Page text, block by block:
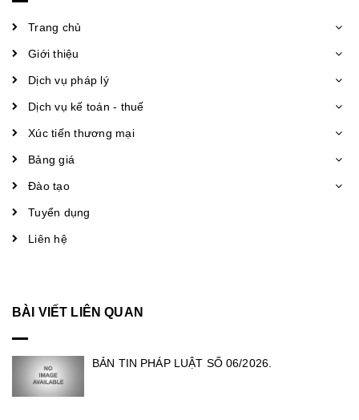
Trang chủ
Giới thiệu
Dịch vụ pháp lý
Dịch vụ kế toán - thuế
Xúc tiến thương mại
Bảng giá
Đào tạo
Tuyển dụng
Liên hệ
BÀI VIẾT LIÊN QUAN
BẢN TIN PHÁP LUẬT SỐ 06/2026.